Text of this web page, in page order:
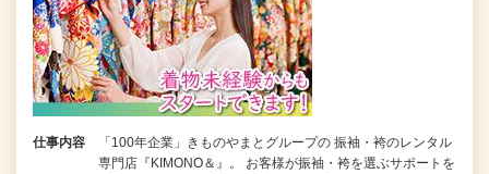
仕事内容
「100年企業」きものやまとグループの 振袖・袴のレンタル
専門店『KIMONO＆』。 お客様が振袖・袴を選ぶサポートを